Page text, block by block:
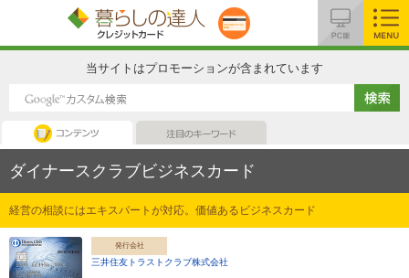
MENU
当サイトはプロモーションが含まれています
コンテンツ 注目のキーワード
ダイナースクラブビジネスカード
経営の相談にはエキスパートが対応。価値あるビジネスカード
発行会社
三井住友トラストクラブ株式会社